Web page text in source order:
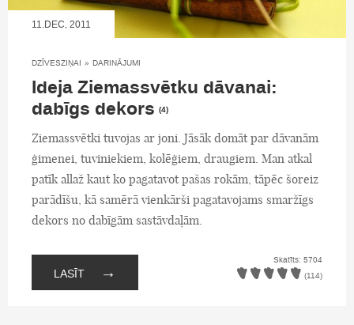
11.DEC, 2011
DZĪVESZIŅAI » DARINĀJUMI
Ideja Ziemassvētku dāvanai:
dabīgs dekors (4)
Ziemassvētki tuvojas ar joni. Jāsāk domāt par dāvanām
ģimenei, tuviniekiem, kolēģiem, draugiem. Man atkal
patīk allaž kaut ko pagatavot pašas rokām, tāpēc šoreiz
parādīšu, kā samērā vienkārši pagatavojams smaržīgs
dekors no dabīgām sastāvdaļām.
LASĪT →
Skatīts: 5704
(114)